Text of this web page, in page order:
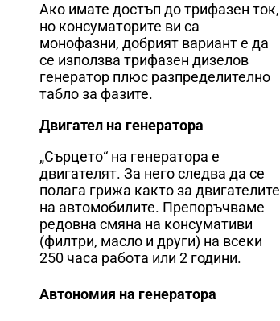
Ако имате достъп до трифазен ток,
но консуматорите ви са
монофазни, добрият вариант е да
се използва трифазен дизелов
генератор плюс разпределително
табло за фазите.
Двигател на генератора
„Сърцето“ на генератора е
двигателят. За него следва да се
полага грижа както за двигателите
на автомобилите. Препоръчваме
редовна смяна на консумативи
(филтри, масло и други) на всеки
250 часа работа или 2 години.
Автономия на генератора